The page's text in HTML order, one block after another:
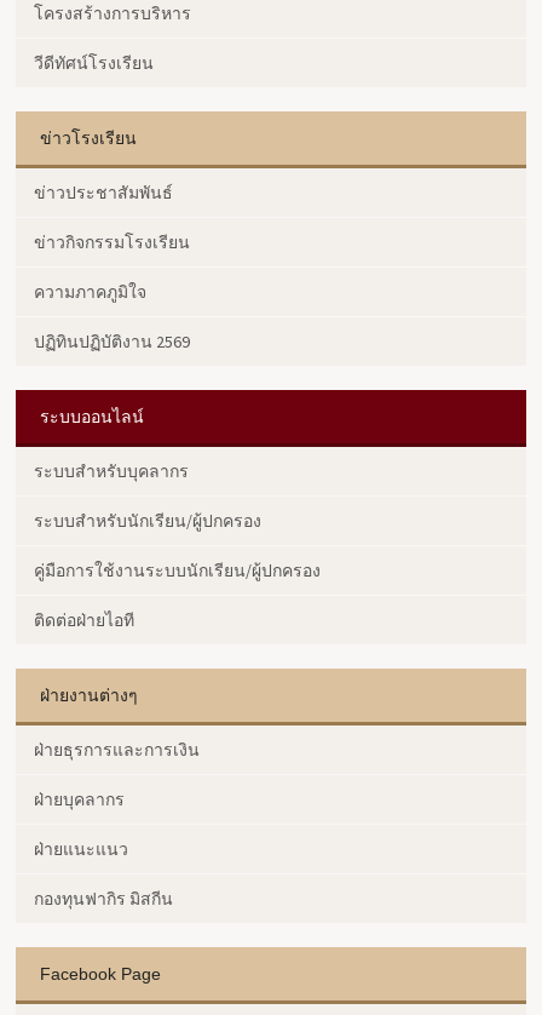
โครงสร้างการบริหาร
วีดีทัศน์โรงเรียน
ข่าวโรงเรียน
ข่าวประชาสัมพันธ์
ข่าวกิจกรรมโรงเรียน
ความภาคภูมิใจ
ปฏิทินปฏิบัติงาน 2569
ระบบออนไลน์
ระบบสำหรับบุคลากร
ระบบสำหรับนักเรียน/ผู้ปกครอง
คู่มือการใช้งานระบบนักเรียน/ผู้ปกครอง
ติดต่อฝ่ายไอที
ฝ่ายงานต่างๆ
ฝ่ายธุรการและการเงิน
ฝ่ายบุคลากร
ฝ่ายแนะแนว
กองทุนฟากิร มิสกีน
Facebook Page